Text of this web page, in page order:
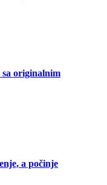
originalnim
a počinje